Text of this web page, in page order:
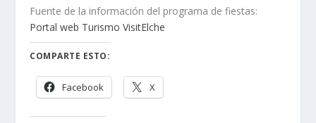
Fuente de la información del programa de fiestas:
Portal web Turismo VisitElche
COMPARTE ESTO:
Facebook X